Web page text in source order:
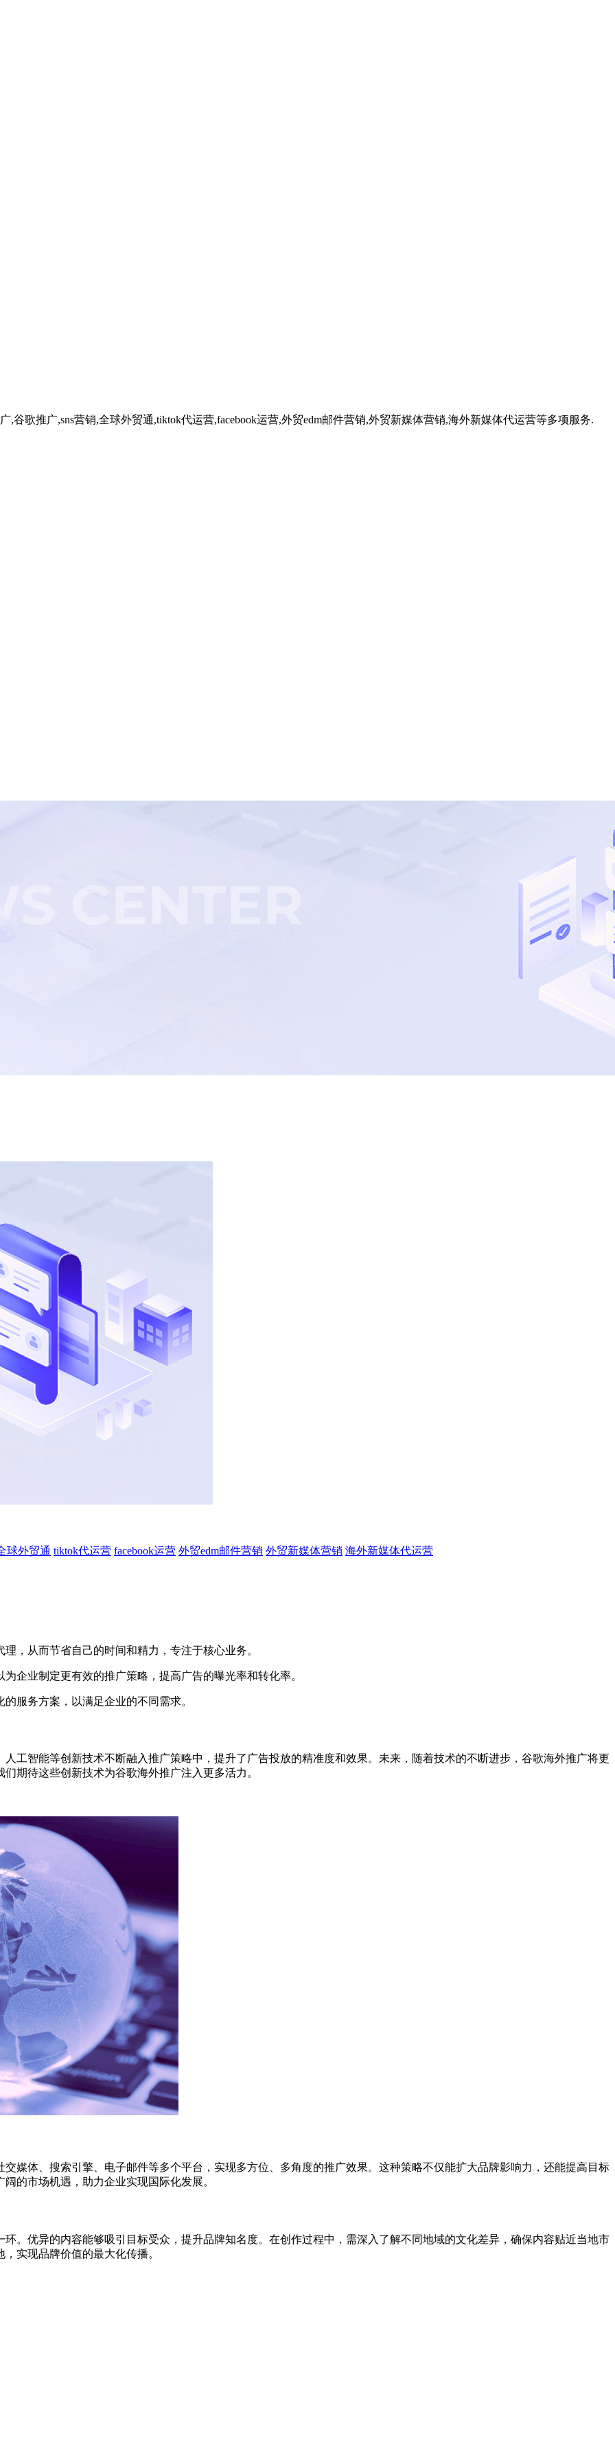
歌推广,sns营销,全球外贸通,tiktok代运营,facebook运营,外贸edm邮件营销,外贸新媒体营销,海外新媒体代运营等多项服务.
球外贸通 tiktok代运营 facebook运营 外贸edm邮件营销 外贸新媒体营销 海外新媒体代运营
从而节省自己的时间和精力，专注于核心业务。
业制定更有效的推广策略，提高广告的曝光率和转化率。
务方案，以满足企业的不同需求。
智能等创新技术不断融入推广策略中，提升了广告投放的精准度和效果。未来，随着技术的不断进步，谷歌海外推广将更
期待这些创新技术为谷歌海外推广注入更多活力。
体、搜索引擎、电子邮件等多个平台，实现多方位、多角度的推广效果。这种策略不仅能扩大品牌影响力，还能提高目标
的市场机遇，助力企业实现国际化发展。
优异的内容能够吸引目标受众，提升品牌知名度。在创作过程中，需深入了解不同地域的文化差异，确保内容贴近当地市
实现品牌价值的最大化传播。